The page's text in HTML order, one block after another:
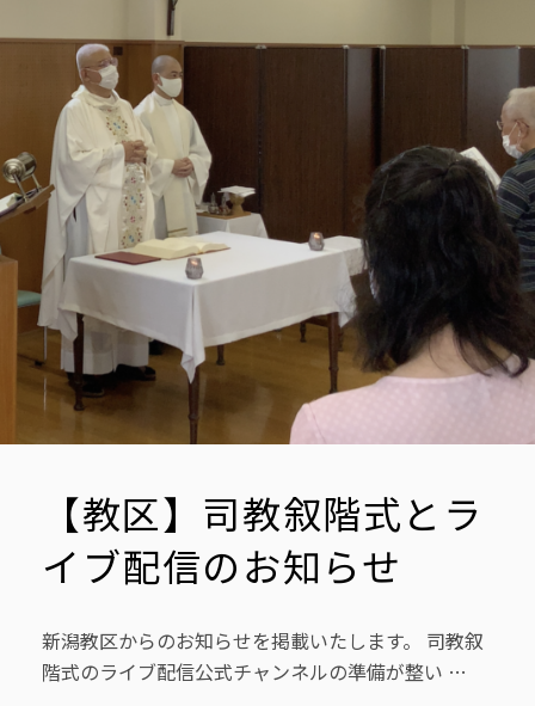
【教区】司教叙階式とラ
イブ配信のお知らせ
新潟教区からのお知らせを掲載いたします。 司教叙
階式のライブ配信公式チャンネルの準備が整い …